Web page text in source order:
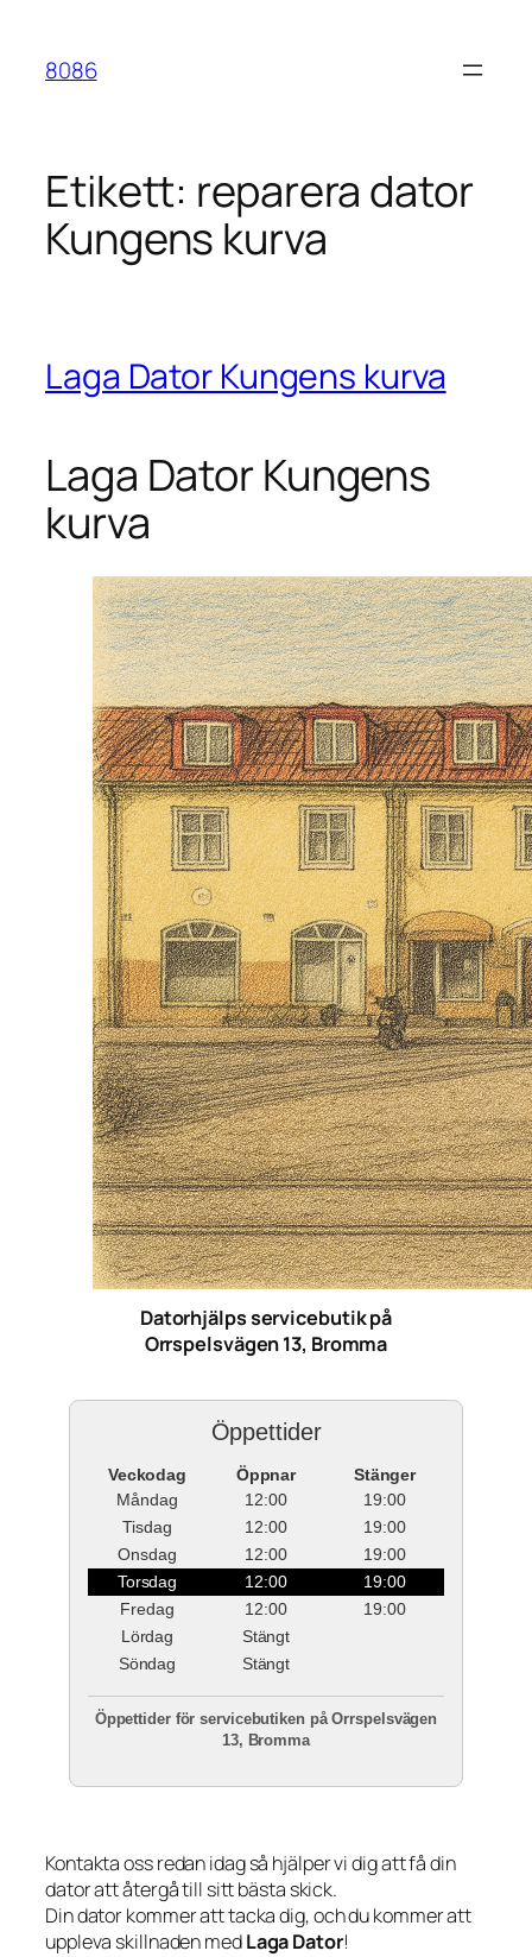
innehåll
8086
Etikett: reparera dator
Kungens kurva
Laga Dator Kungens kurva
Laga Dator Kungens
kurva
Datorhjälps servicebutik på
Orrspelsvägen 13, Bromma
Öppettider
Veckodag Öppnar
Stänger
Måndag
12:00
19:00
Tisdag
12:00
19:00
Onsdag
12:00
19:00
Torsdag
12:00
19:00
Fredag
12:00
19:00
Lördag
Stängt
Söndag
Stängt
Öppettider för servicebutiken på Orrspelsvägen
13, Bromma
Kontakta oss redan idag så hjälper vi dig att få din
dator att återgå till sitt bästa skick.
Din dator kommer att tacka dig, och du kommer att
uppleva skillnaden medLaga Dator!